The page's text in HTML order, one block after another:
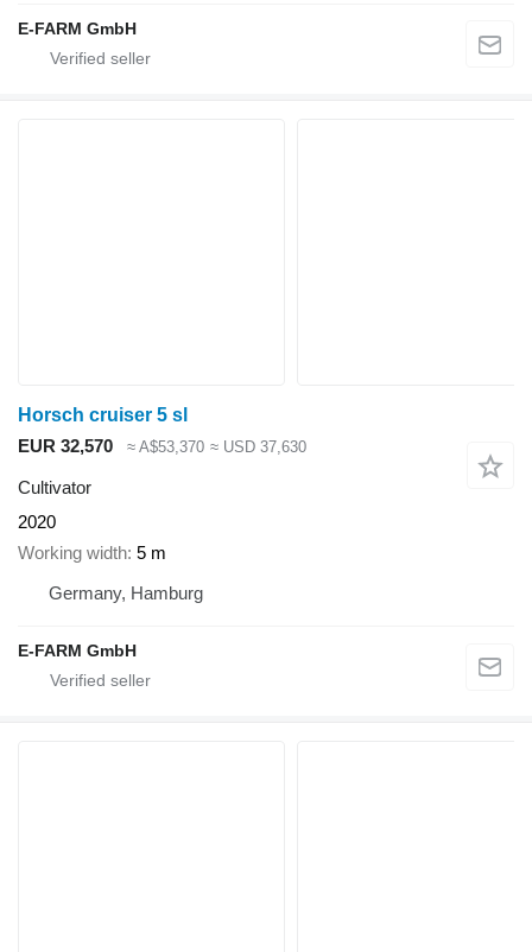
E-FARM GmbH
Horsch cruiser 5 sl
EUR 32,570
≈ A$53,370 ≈ USD 37,630
Cultivator
2020
Working width 5 m
Germany, Hamburg
E-FARM GmbH